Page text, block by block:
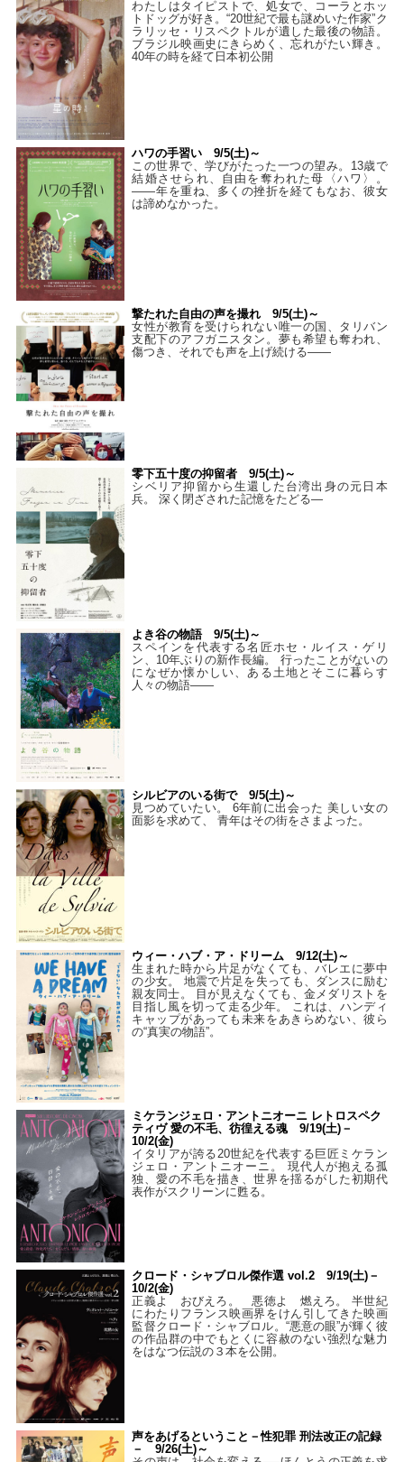
わたしはタイピストで、処⼥で、コーラとホッ
トドッグが好き。“20世紀で最も謎めいた作家”ク
ラリッセ・リスペクトルが遺した最後の物語。
ブラジル映画史にきらめく、忘れがたい輝き。
40年の時を経て⽇本初公開
ハワの手習い 9/5(土)～
この世界で、学びがたった一つの望み。13歳で
結婚させられ、自由を奪われた母〈ハワ〉。
——年を重ね、多くの挫折を経てもなお、彼女
は諦めなかった。
撃たれた自由の声を撮れ 9/5(土)～
女性が教育を受けられない唯一の国、タリバン
支配下のアフガニスタン。夢も希望も奪われ、
傷つき、それでも声を上げ続ける——
零下五十度の抑留者 9/5(土)～
シベリア抑留から生還した台湾出身の元日本
兵。 深く閉ざされた記憶をたどる—
よき谷の物語 9/5(土)～
スペインを代表する名匠ホセ・ルイス・ゲリ
ン、10年ぶりの新作長編。 行ったことがないの
になぜか懐かしい、ある土地とそこに暮らす
人々の物語――
シルビアのいる街で 9/5(土)～
見つめていたい。 6年前に出会った 美しい女の
面影を求めて、 青年はその街をさまよった。
ウィー・ハブ・ア・ドリーム 9/12(土)～
生まれた時から片足がなくても、バレエに夢中
の少女。 地震で片足を失っても、ダンスに励む
親友同士。 目が見えなくても、金メダリストを
目指し風を切って走る少年。 これは、ハンディ
キャップがあっても未来をあきらめない、彼ら
の“真実の物語”。
ミケランジェロ・アントニオーニ レトロスペク
ティヴ 愛の不毛、彷徨える魂 9/19(土)－
10/2(金)
イタリアが誇る20世紀を代表する巨匠ミケラン
ジェロ・アントニオーニ。 現代人が抱える孤
独、愛の不毛を描き、世界を揺るがした初期代
表作がスクリーンに甦る。
クロード・シャブロル傑作選 vol.2 9/19(土)－
10/2(金)
正義よ おびえろ。 悪徳よ 燃えろ。 半世紀
にわたりフランス映画界をけん引してきた映画
監督クロード・シャブロル。“悪意の眼”が輝く彼
の作品群の中でもとくに容赦のない強烈な魅力
をはなつ伝説の３本を公開。
声をあげるということ－性犯罪 刑法改正の記録
－ 9/26(土)～